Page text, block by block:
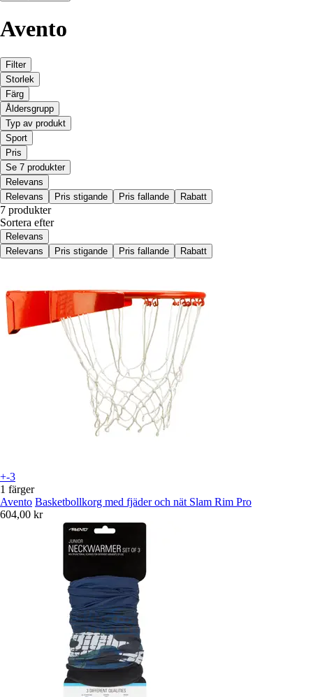
Avento
Filter
Storlek
Färg
Åldersgrupp
Typ av produkt
Sport
Pris
Se 7 produkter
Relevans
Relevans
Pris stigande Pris fallande Rabatt
7 produkter
Sortera efter
Relevans
Relevans
Pris stigande Pris fallande Rabatt
+-3
1 färger
Avento Basketbollkorg med fjäder och nät Slam Rim Pro
604,00 kr